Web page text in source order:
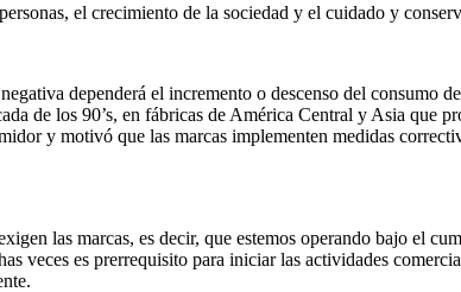
el crecimiento de la sociedad y el cuidado y
dependerá el incremento o descenso del consumo
de los 90’s, en fábricas de América Central y Asia que
y motivó que las marcas implementen medidas
las marcas, es decir, que estemos operando bajo el
veces es prerrequisito para iniciar las actividades